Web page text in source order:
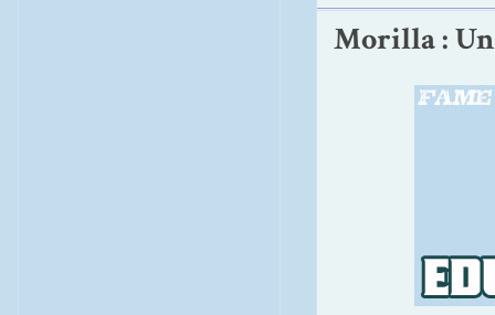
Morilla :